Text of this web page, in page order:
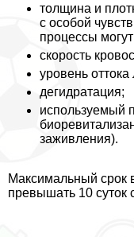
толщина и
с особой
процессы
скорость
уровень
дегидратация;
используемый
заживления).
Максимальный срок
превышать 10 суток